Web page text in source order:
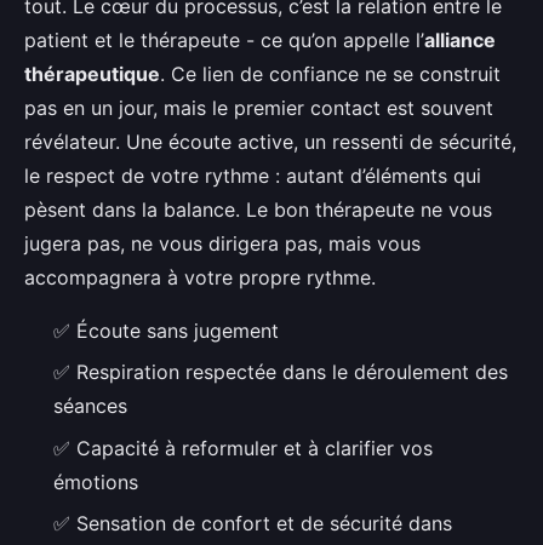
tout. Le cœur du processus, c’est la relation entre le
patient et le thérapeute - ce qu’on appelle l’alliance
thérapeutique. Ce lien de confiance ne se construit
pas en un jour, mais le premier contact est souvent
révélateur. Une écoute active, un ressenti de sécurité,
le respect de votre rythme : autant d’éléments qui
pèsent dans la balance. Le bon thérapeute ne vous
jugera pas, ne vous dirigera pas, mais vous
accompagnera à votre propre rythme.
✅ Écoute sans jugement
✅ Respiration respectée dans le déroulement des
séances
✅ Capacité à reformuler et à clarifier vos
émotions
✅ Sensation de confort et de sécurité dans